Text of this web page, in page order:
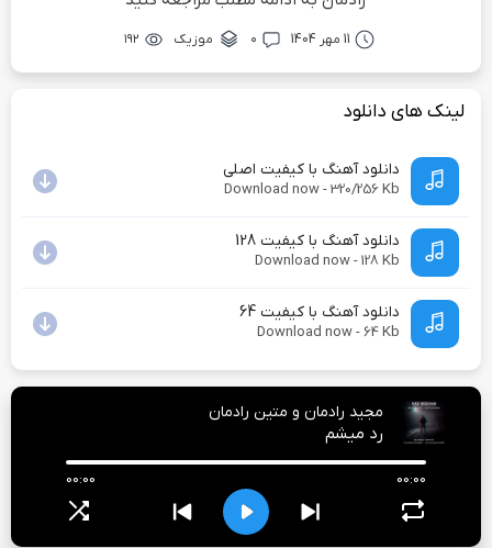
11 مهر 1404 ۰ موزیک ۱۹۲
لینک های دانلود
دانلود آهنگ با کیفیت اصلی
Download now - 320/256 Kb
دانلود آهنگ با کیفیت 128
Download now - 128 Kb
دانلود آهنگ با کیفیت 64
Download now - 64 Kb
مجید رادمان و متین رادمان
رد میشم
00:00 00:00